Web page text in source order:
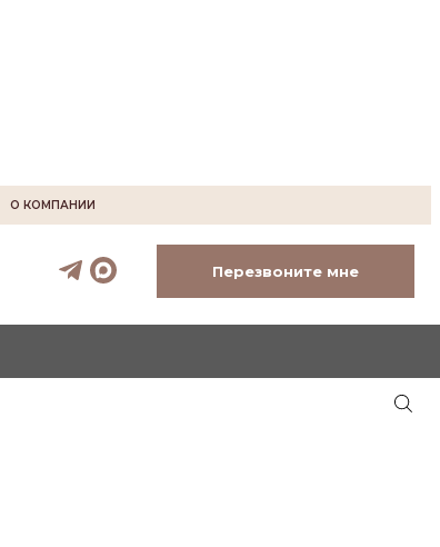
О КОМПАНИИ
Перезвоните мне